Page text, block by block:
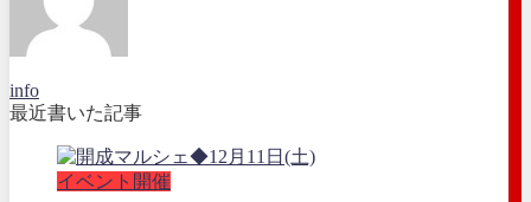
info
最近書いた記事
イベント開催